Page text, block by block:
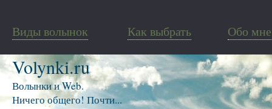
Виды волынок Как выбрать Обо мне
Volynki.ru
Волынки и Web.
Ничего общего! Почти...